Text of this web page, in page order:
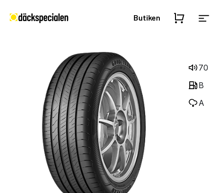
Butiken
70
B
A